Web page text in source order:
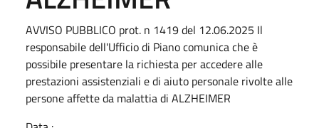
AVVISO PUBBLICO prot. n 1419 del 12.06.2025 Il
responsabile dell'Ufficio di Piano comunica che è
possibile presentare la richiesta per accedere alle
prestazioni assistenziali e di aiuto personale rivolte alle
persone affette da malattia di ALZHEIMER